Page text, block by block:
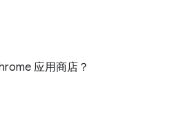
应用商店？